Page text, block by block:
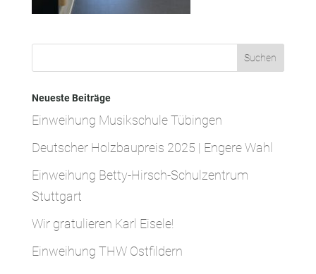
Neueste Beiträge
Einweihung Musikschule Tübingen
Deutscher Holzbaupreis 2025 | Engere Wahl
Einweihung Betty-Hirsch-Schulzentrum
Stuttgart
Wir gratulieren Karl Eisele!
Einweihung THW Ostfildern